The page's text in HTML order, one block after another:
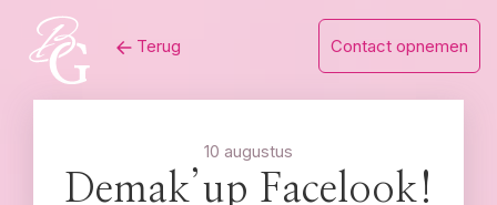
content
Terug Contact opnemen
10 augustus
Demak’up Facelook!